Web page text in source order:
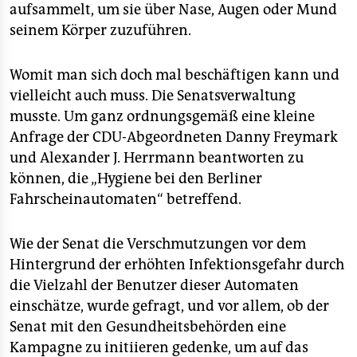
aufsammelt, um sie über Nase, Augen oder Mund
seinem Körper zuzuführen.
Womit man sich doch mal beschäftigen kann und
vielleicht auch muss. Die Senatsverwaltung
musste. Um ganz ordnungsgemäß eine kleine
Anfrage der CDU-Abgeordneten Danny Freymark
und Alexander J. Herrmann beantworten zu
können, die „Hygiene bei den Berliner
Fahrscheinautomaten“ betreffend.
Wie der Senat die Verschmutzungen vor dem
Hintergrund der erhöhten Infektionsgefahr durch
die Vielzahl der Benutzer dieser Automaten
einschätze, wurde gefragt, und vor allem, ob der
Senat mit den Gesundheitsbehörden eine
Kampagne zu initiieren gedenke, um auf das